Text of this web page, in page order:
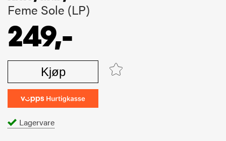
Feme Sole (LP)
249,-
Kjøp
Lagervare